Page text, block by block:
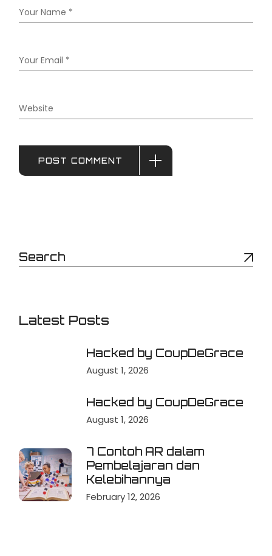
POST COMMENT
Latest Posts
Hacked by CoupDeGrace
August 1, 2026
Hacked by CoupDeGrace
August 1, 2026
7 Contoh AR dalam
Pembelajaran dan
Kelebihannya
February 12, 2026